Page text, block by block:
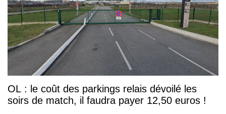
OL : le coût des parkings relais dévoilé les
soirs de match, il faudra payer 12,50 euros !